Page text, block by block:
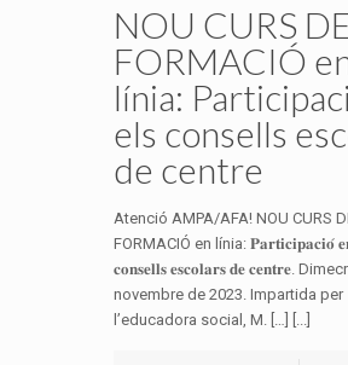
NOU CURS
FORMACIÓ
línia:
els consells
de centre
Atenció AMPA/AFA! NOU CURS
FORMACIÓ en línia: 𝐏𝐚𝐫𝐭𝐢𝐜𝐢𝐩𝐚𝐜𝐢𝐨́
𝐜𝐨𝐧𝐬𝐞𝐥𝐥𝐬 𝐞𝐬𝐜𝐨𝐥𝐚𝐫𝐬 𝐝𝐞 𝐜𝐞𝐧𝐭𝐫𝐞.
novembre de 2023. Impartida per
l’educadora social, M. […] [...]